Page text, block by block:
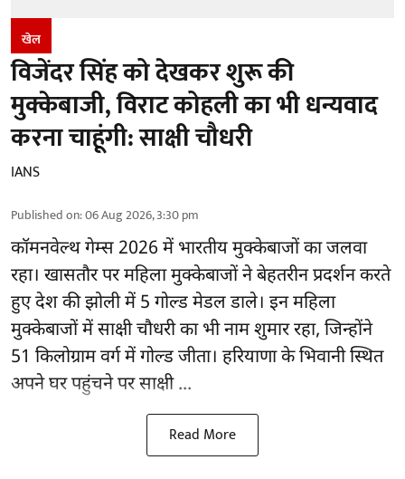
खेल
विजेंदर सिंह को देखकर शुरू की
मुक्केबाजी, विराट कोहली का भी धन्यवाद
करना चाहूंगी: साक्षी चौधरी
IANS
Published on:06 Aug 2026, 3:30 pm
कॉमनवेल्थ गेम्स 2026 में भारतीय मुक्केबाजों का जलवा
रहा। खासतौर पर महिला मुक्केबाजों ने बेहतरीन प्रदर्शन करते
हुए देश की झोली में 5 गोल्ड मेडल डाले। इन महिला
मुक्केबाजों में साक्षी चौधरी का भी नाम शुमार रहा, जिन्होंने
51 किलोग्राम वर्ग में गोल्ड जीता। हरियाणा के भिवानी स्थित
अपने घर पहुंचने पर साक्षी ...
Read More